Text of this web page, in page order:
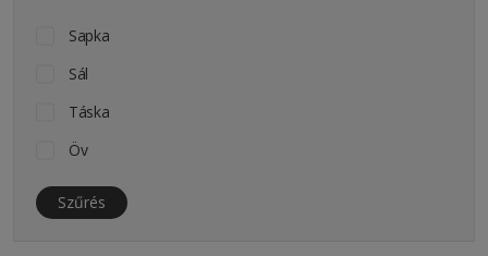
zöld
zöld-fekete
zöld-sárga
Sapka
Sál
Táska
Öv
Szűrés